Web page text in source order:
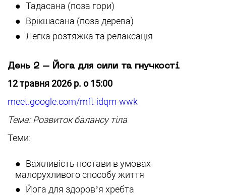
Тадасана (поза гори)
Врікшасана (поза дерева)
Легка розтяжка та релаксація
День 2 – Йога для сили та гнучкості
12 травня 2026 р. о 15:00
meet.google.com/mft-idqm-wwk
Тема: Розвиток балансу тіла
Теми:
Важливість постави в умовах
малорухливого способу життя
Йога для здоров’я хребта